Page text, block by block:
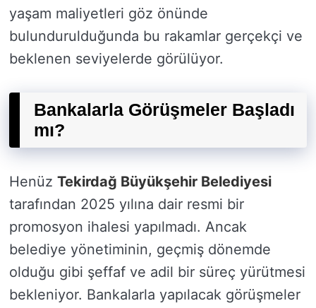
yaşam maliyetleri göz önünde
bulundurulduğunda bu rakamlar gerçekçi ve
beklenen seviyelerde görülüyor.
Bankalarla Görüşmeler Başladı
mı?
Henüz Tekirdağ Büyükşehir Belediyesi
tarafından 2025 yılına dair resmi bir
promosyon ihalesi yapılmadı. Ancak
belediye yönetiminin, geçmiş dönemde
olduğu gibi şeffaf ve adil bir süreç yürütmesi
bekleniyor. Bankalarla yapılacak görüşmeler